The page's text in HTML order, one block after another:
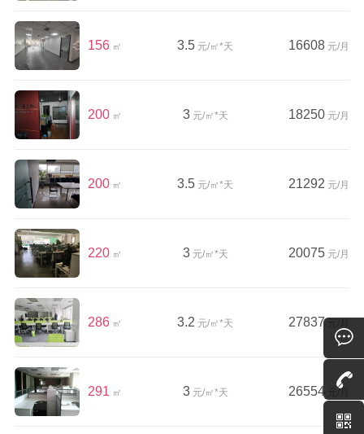
156 ㎡ 3.5 元/㎡*天 16608 元/月
200 ㎡ 3 元/㎡*天 18250 元/月
200 ㎡ 3.5 元/㎡*天 21292 元/月
220 ㎡ 3 元/㎡*天 20075 元/月
286 ㎡ 3.2 元/㎡*天 27837
291 ㎡ 3 元/㎡*天 26554 元/月